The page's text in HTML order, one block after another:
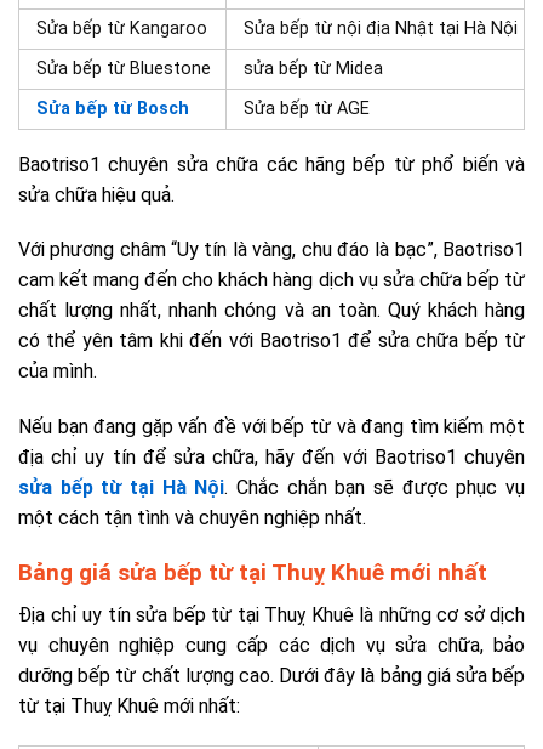
Sửa bếp từ Kangaroo
Sửa bếp từ nội địa Nhật tại Hà Nội
Sửa bếp từ Bluestone
sửa bếp từ Midea
Sửa bếp từ Bosch
Sửa bếp từ AGE
Baotriso1 chuyên sửa chữa các hãng bếp từ phổ biến và
sửa chữa hiệu quả.
Với phương châm “Uy tín là vàng, chu đáo là bạc”, Baotriso1
cam kết mang đến cho khách hàng dịch vụ sửa chữa bếp từ
chất lượng nhất, nhanh chóng và an toàn. Quý khách hàng
có thể yên tâm khi đến với Baotriso1 để sửa chữa bếp từ
của mình.
Nếu bạn đang gặp vấn đề với bếp từ và đang tìm kiếm một
địa chỉ uy tín để sửa chữa, hãy đến với Baotriso1 chuyên
sửa bếp từ tại Hà Nội. Chắc chắn bạn sẽ được phục vụ
một cách tận tình và chuyên nghiệp nhất.
Bảng giá sửa bếp từ tại Thuỵ Khuê mới nhất
Địa chỉ uy tín sửa bếp từ tại Thuỵ Khuê là những cơ sở dịch
vụ chuyên nghiệp cung cấp các dịch vụ sửa chữa, bảo
dưỡng bếp từ chất lượng cao. Dưới đây là bảng giá sửa bếp
từ tại Thuỵ Khuê mới nhất: